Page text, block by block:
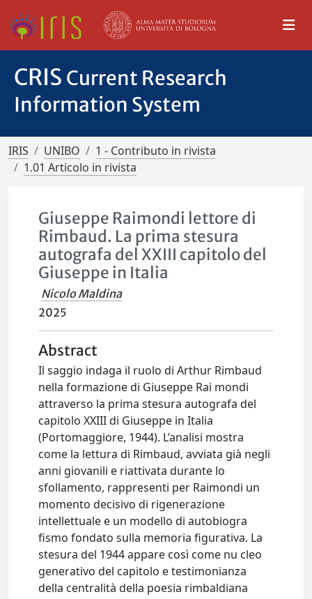
CRIS Current Research
Information System
IRIS UNIBO
1 - Contributo in rivista
1.01 Articolo in rivista
Giuseppe Raimondi lettore di
Rimbaud. La prima stesura
autografa del XXIII capitolo del
Giuseppe in Italia
Nicolo Maldina
2025
Abstract
Il saggio indaga il ruolo di Arthur Rimbaud
nella formazione di Giuseppe Rai mondi
attraverso la prima stesura autografa del
capitolo XXIII di Giuseppe in Italia
(Portomaggiore, 1944). L’analisi mostra
come la lettura di Rimbaud, avviata già negli
anni giovanili e riattivata durante lo
sfollamento, rappresenti per Raimondi un
momento decisivo di rigenerazione
intellettuale e un modello di autobiogra
fismo fondato sulla memoria figurativa. La
stesura del 1944 appare così come nu cleo
generativo del capitolo e testimonianza
della centralità della poesia rimbaldiana